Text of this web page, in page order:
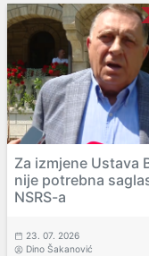
Za izmjene Ustava
nije potrebna
NSRS-a
23. 07. 2026
Dino Šakanović